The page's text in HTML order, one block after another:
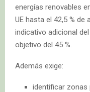
energías renovables
UE hasta el 42,5 %
indicativo adicional
objetivo del 45 %.
Además exige:
identificar zonas